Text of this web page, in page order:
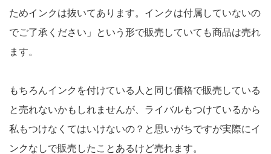
ためインクは抜いてあります。インクは付属していないの
でご了承ください」という形で販売していても商品は売れ
ます。
もちろんインクを付けている人と同じ価格で販売している
と売れないかもしれませんが、ライバルもつけているから
私もつけなくてはいけないの？と思いがちですが実際にイ
ンクなしで販売したことあるけど売れます。